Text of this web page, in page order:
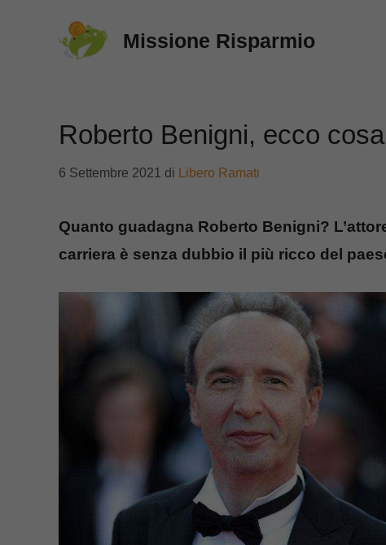
Missione Risparmio
Roberto Benigni, ecco
6 Settembre 2021 di Libero Ramati
Quanto guadagna Roberto Benigni?
carriera è senza dubbio il più ricco del